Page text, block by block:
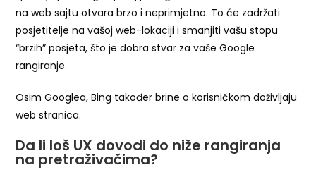
na web sajtu otvara brzo i neprimjetno. To će zadržati
posjetitelje na vašoj web-lokaciji i smanjiti vašu stopu
“brzih” posjeta, što je dobra stvar za vaše Google
rangiranje.
Osim Googlea, Bing također brine o korisničkom doživljaju
web stranica.
Da li loš UX dovodi do niže rangiranja
na pretraživačima?